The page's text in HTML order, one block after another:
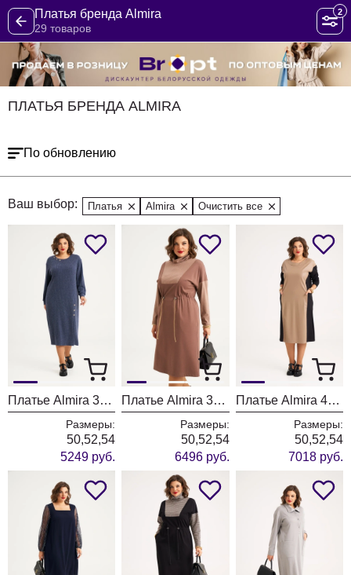
Платья бренда Almira
29 товаров
2
ПЛАТЬЯ БРЕНДА ALMIRA
По обновлению
Ваш выбор: Платья Almira Очистить все
Платье Almira 396 синий
Размеры:
50,52,54
5249 руб.
Платье Almira 398 бежевый
Размеры:
50,52,54
6496 руб.
Платье Almira 403 черный, бежевый
Размеры:
50,52,54
7018 руб.